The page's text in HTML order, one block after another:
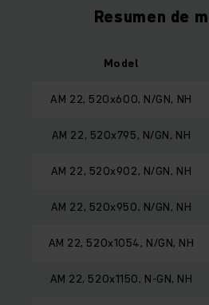
Resumen de
Model
AM 22, 520x600, N/GN, NH
AM 22, 520x795, N/GN, NH
AM 22, 520x902, N/GN, NH
AM 22, 520x950, N/GN, NH
AM 22, 520x1054, N/GN, NH
AM 22, 520x1150, N-GN, NH